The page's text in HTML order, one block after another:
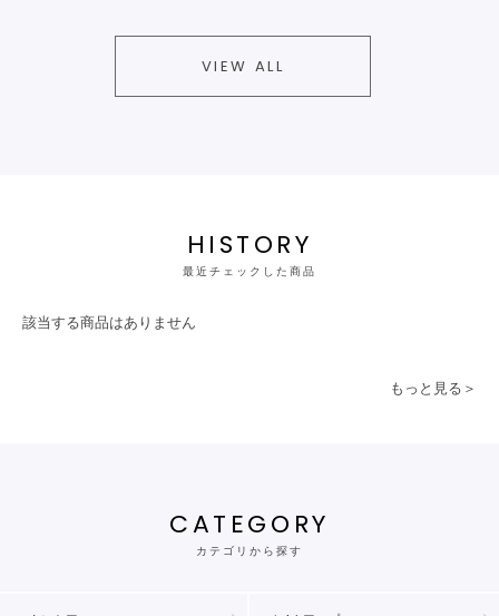
VIEW ALL
HISTORY
最近チェックした商品
該当する商品はありません
もっと見る＞
CATEGORY
カテゴリから探す